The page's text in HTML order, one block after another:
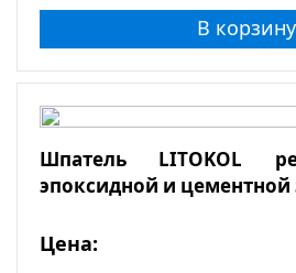
В корзину
Шпатель LITOKOL
эпоксидной и цементной
Цена: